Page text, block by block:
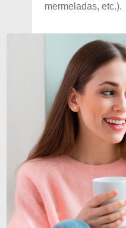
mermeladas, etc.).